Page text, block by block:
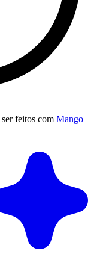
feitos com Mango